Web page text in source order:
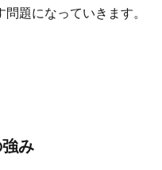
題になっていきます。
み